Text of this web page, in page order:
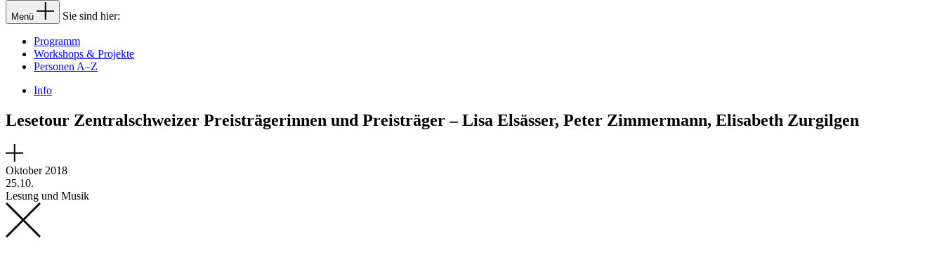
Menü Sie sind hier:
Programm
Workshops & Projekte
Personen A–Z
Info
Lesetour Zentralschweizer Preisträgerinnen und Preisträger – Lisa Elsässer, Peter Zimmermann, Elisabeth Zurgilgen
Oktober 2018
25.10.
Lesung und Musik